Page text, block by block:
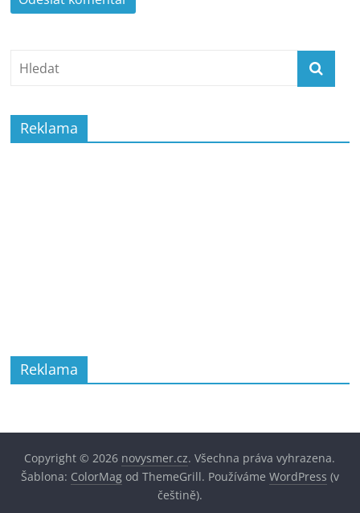
Reklama
Reklama
Copyright © 2026 novysmer.cz. Všechna práva vyhrazena.
Šablona: ColorMagod ThemeGrill. Používáme WordPress (v
češtině).